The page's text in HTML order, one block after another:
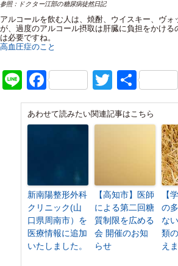
参照：ドクター江部の糖尿病徒然日記
アルコールを飲む人は、焼酎、ウイスキー、ヴォ
が、過度のアルコール摂取は肝臓に負担をかける
は必要ですね。
高血圧症のこと
LineFacebookTwitter
共
有
あわせて読みたい関連記事はこちら
新南陽整形外科
クリニック(山
口県周南市）を
医療情報に追加
いたしました。
【高知市】医師
による第二回糖
質制限を広める
会 開催のお知
らせ
【
の
な
類
え